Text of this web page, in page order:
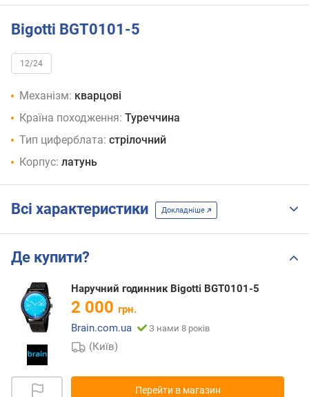
Bigotti BGT0101-5
12/24
Механізм: кварцові
Країна походження: Туреччина
Тип циферблата: стрілочний
Корпус: латунь
Всі характеристики Докладніше
Де купити?
Наручний годинник Bigotti BGT0101-5
2 000 грн.
Brain.com.ua
З нами 8 років
(Київ)
Перейти в магазин